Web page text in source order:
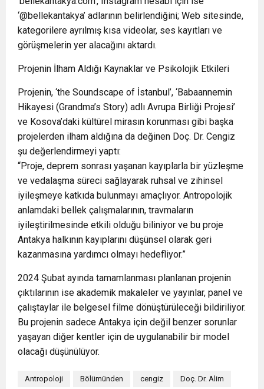
‘@bellekantakya’ adlarının belirlendiğini; Web sitesinde,
kategorilere ayrılmış kısa videolar, ses kayıtları ve
görüşmelerin yer alacağını aktardı.
Projenin İlham Aldığı Kaynaklar ve Psikolojik Etkileri
Projenin, ‘the Soundscape of İstanbul’, ‘Babaannemin
Hikayesi (Grandma’s Story) adlı Avrupa Birliği Projesi’
ve Kosova’daki kültürel mirasın korunması gibi başka
projelerden ilham aldığına da değinen Doç. Dr. Cengiz
şu değerlendirmeyi yaptı:
“Proje, deprem sonrası yaşanan kayıplarla bir yüzleşme
ve vedalaşma süreci sağlayarak ruhsal ve zihinsel
iyileşmeye katkıda bulunmayı amaçlıyor. Antropolojik
anlamdaki bellek çalışmalarının, travmaların
iyileştirilmesinde etkili olduğu biliniyor ve bu proje
Antakya halkının kayıplarını düşünsel olarak geri
kazanmasına yardımcı olmayı hedefliyor.”
2024 Şubat ayında tamamlanması planlanan projenin
çıktılarının ise akademik makaleler ve yayınlar, panel ve
çalıştaylar ile belgesel filme dönüştürüleceği bildiriliyor.
Bu projenin sadece Antakya için değil benzer sorunlar
yaşayan diğer kentler için de uygulanabilir bir model
olacağı düşünülüyor.
Antropoloji Bölümünden cengiz Doç. Dr. Alim